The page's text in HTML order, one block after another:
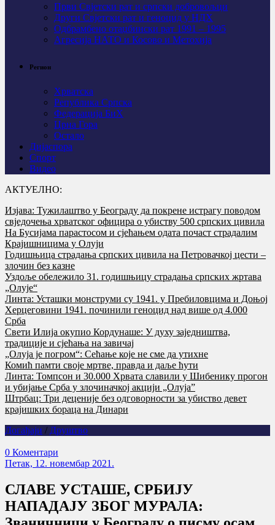
Први Свјeтски рат и српски добровољци
Други Свјетски рат и геноцид у НДХ
Одбрамбено отаџбински рат 1991 – 1995
Агресија НАТО и Косово и Метохија
Регион
Хрватска
Република Српска
Федерација БиХ
Црна Гора
Остало
Дијаспора
Спорт
Видео
АКТУЕЛНО:
Изјава: Тужилаштво у Београду да покрене истрагу поводом
свједочења хрватског официра о убиству 500 српских цивила
На Бусијама парастосом и сјећањем одата почаст страдалим
Крајишницима у Олуји
Годишњица страдања српских цивила на Петровачкој цести –
злочин без казне
Уздоље обележило 31. годишњицу страдања српских жртава
„Олује“
Линта: Усташки монструми су 1941. у Пребиловцима и Доњој
Херцеговини 1941. починили геноцид над више од 4.000
Срба
Свети Илија окупио Кордунаше: У духу заједништва,
традиције и сјећања на завичај
„Олуја је погром“: Сећање које не сме да утихне
Комић памти своје мртве, правда и даље ћути
Линта: Томпсон и 30.000 Хрвата славили у Шибенику прогон
и убијање Срба у злочиначкој акцији „Олуја”
Штрбац: Три деценије без одговорности за убиство девет
крајишких бораца на Динари
Догађаји / Друштво
0 Коментари
Петак, 12. новембар 2021.
СЛАВЕ УСТАШЕ, СРБИЈУ
НАПАДАЈУ ЗБОГ МУРАЛА: